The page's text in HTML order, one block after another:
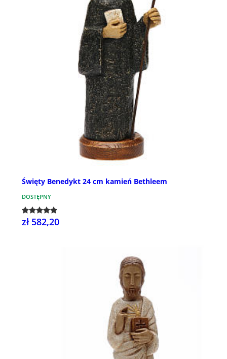
Święty Benedykt 24 cm kamień Bethleem
DOSTĘPNY
zł 582,20